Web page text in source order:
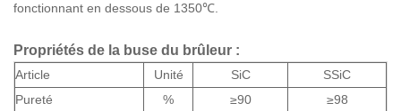
fonctionnant en dessous de 1350℃.
Propriétés de la buse du brûleur :
Article Unité SiC
SSiC
Pureté
% ≥90
≥98